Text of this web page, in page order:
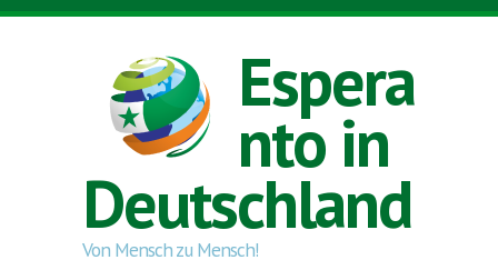
Direkt zum Inhalt
Espera
nto in
Deutschland
Von Mensch zu Mensch!